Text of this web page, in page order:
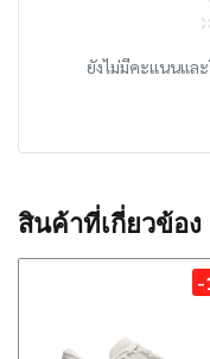
ยังไม่มีคะแนนแล
สินค้าที่เกี่ยวข้อง
-